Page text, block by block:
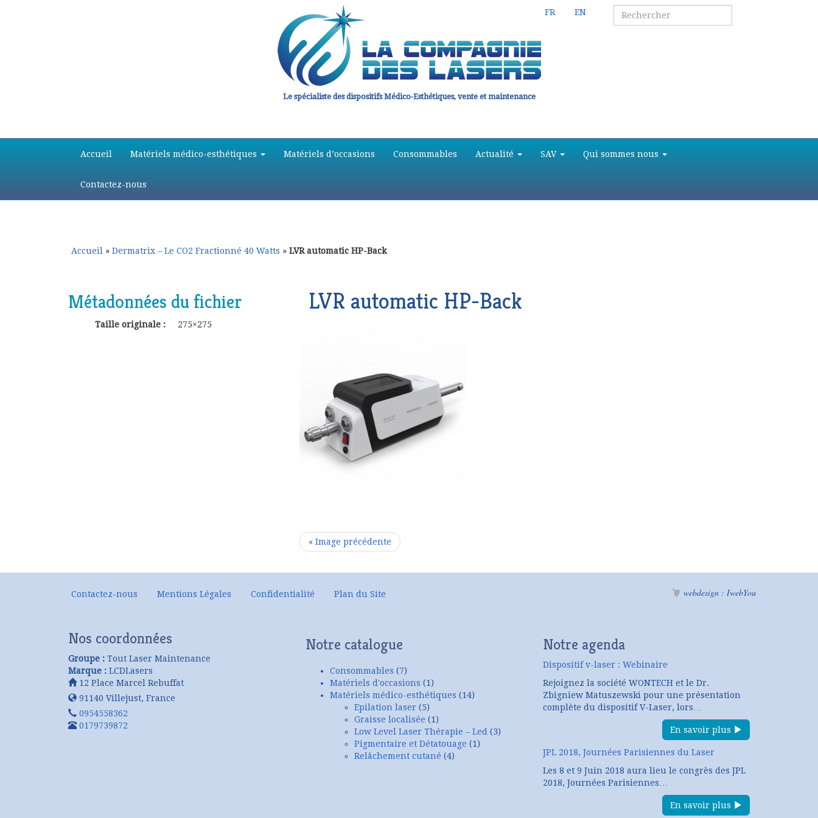
Le spécialiste des dispositifs Médico-Esthétiques, vente et maintenance
principal
secondaire
Accueil Matériels médico-esthétiques Matériels d’occasions Consommables Actualité SAV Qui sommes nous
Contactez-nous
FR EN
Accueil » Dermatrix – Le CO2 Fractionné 40 Watts » LVR automatic HP-Back
LVR automatic HP-Back
« Image précédente
Métadonnées du fichier
Taille originale : 275×275
Contactez-nous Mentions Légales Confidentialité Plan du Site webdesign : IwebYou
Nos coordonnées
Groupe : Tout Laser Maintenance
Marque : LCDLasers
12 Place Marcel Rebuffat
91140 Villejust, France
0954558362
0179739872
Notre catalogue
Consommables (7)
Matériels d'occasions (1)
Matériels médico-esthétiques (14)
Epilation laser (5)
Graisse localisée (1)
Low Level Laser Thérapie – Led (3)
Pigmentaire et Détatouage (1)
Relâchement cutané (4)
Notre agenda
Dispositif v-laser : Webinaire
Rejoignez la société WONTECH et le Dr.
Zbigniew Matuszewski pour une présentation
complète du dispositif V-Laser, lors…
En savoir plus
JPL 2018, Journées Parisiennes du Laser
Les 8 et 9 Juin 2018 aura lieu le congrès des JPL
2018, Journées Parisiennes…
En savoir plus